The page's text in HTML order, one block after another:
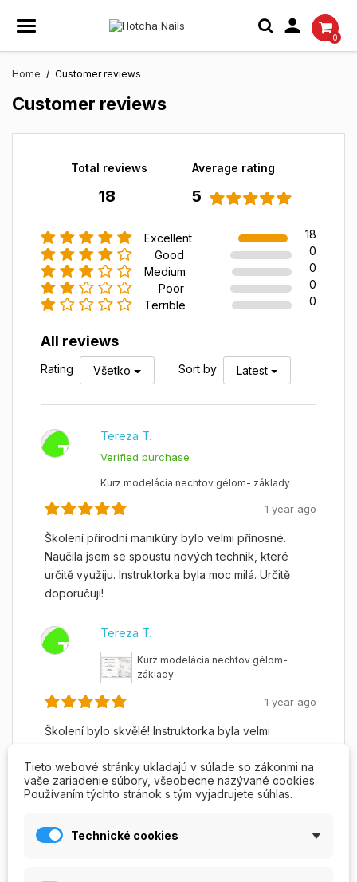

0
Home Customer reviews
Customer reviews
Total reviews
18
Average rating
5
Excellent
18
Good
0
Medium
0
Poor
0
Terrible
0
All reviews
Rating Všetko Sort by Latest
T
Tereza T.
Verified purchase
Kurz modelácia nechtov gélom- základy
1 year ago
Školení přírodní manikúry bylo velmi přínosné.
Naučila jsem se spoustu nových technik, které
určitě využiju. Instruktorka byla moc milá. Určitě
doporučuji!
T
Tereza T.
Kurz modelácia nechtov gélom-
základy
1 year ago
Školení bylo skvělé! Instruktorka byla velmi
krok za krokem. Atmosféra byla přátelská a
inspirující, a díky praktickým radám a tipům jsem si
jistá, že získané dovednosti využiji i v praxi.
a přirozeného pro krásu svých nehtů!
Tieto webové stránky ukladajú v súlade so zákonmi na
vaše zariadenie súbory, všeobecne nazývané cookies.
Používaním týchto stránok s tým vyjadrujete súhlas.
Technické cookies